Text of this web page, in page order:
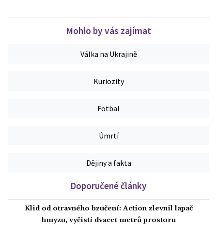
Mohlo by vás zajímat
Válka na Ukrajině
Kuriozity
Fotbal
Úmrtí
Dějiny a fakta
Doporučené články
Klid od otravného bzučení: Action zlevnil lapač
hmyzu, vyčistí dvacet metrů prostoru